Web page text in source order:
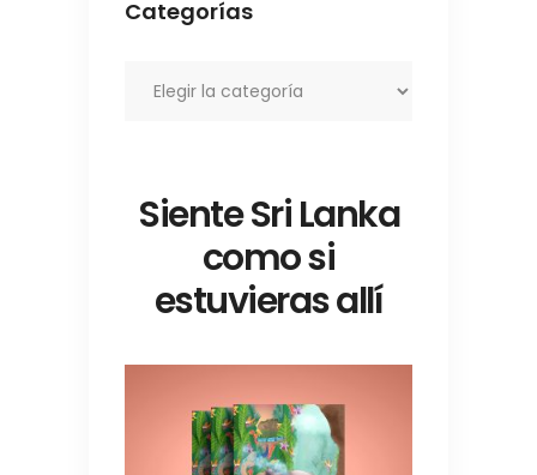
Categorías
Siente Sri Lanka
como si
estuvieras allí